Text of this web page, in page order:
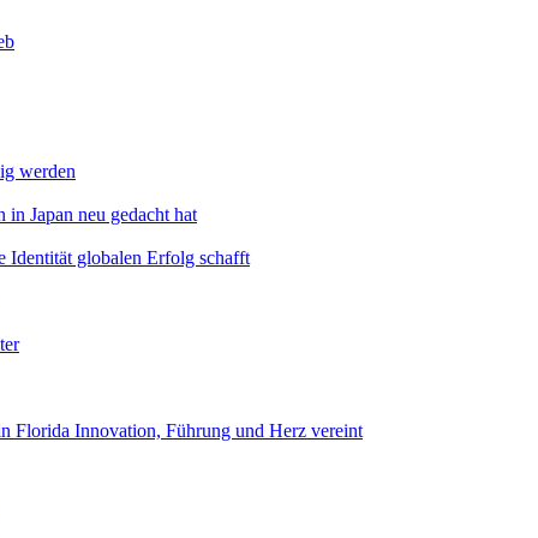
werden
Japan neu gedacht hat
Identität globalen Erfolg schafft
Florida Innovation, Führung und Herz vereint